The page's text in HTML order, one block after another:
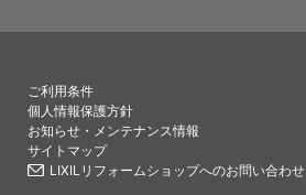
ご利用条件
個人情報保護方針
お知らせ・メンテナンス情報
サイトマップ
LIXILリフォームショップへのお問い合わせ